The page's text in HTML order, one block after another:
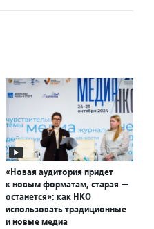
«Новая аудитория придет
к новым форматам, старая —
останется»: как НКО
использовать традиционные
и новые медиа